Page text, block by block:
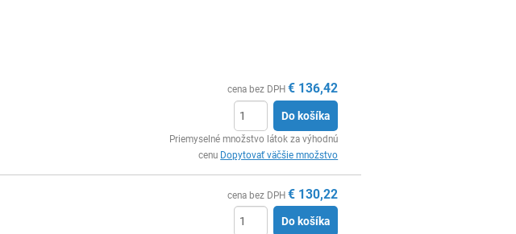
cena bez DPH € 136,42
Do košíka
Priemyselné množstvo látok za výhodnú
cenu Dopytovať väčšie množstvo
cena bez DPH € 130,22
Do košíka